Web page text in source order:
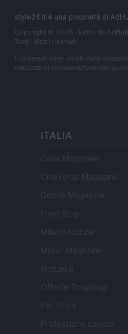
style24.it è una proprietà di
Copyright © 2026 · Edito da
Tutti i diritti riservati
I contenuti sono curati dalla
realizzati in collaborazione con
ITALIA
Casa Magazine
Cineverse Magazine
Donne Magazine
Food Blog
Milano Notizie
Motor Magazine
Notizie.it
Offerte Shopping
Pet Story
Professione Lavoro